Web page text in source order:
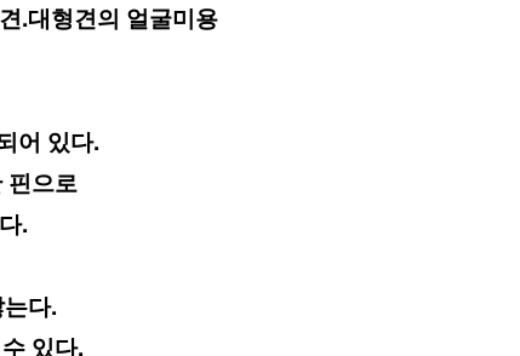
.대형견의 얼굴미용
어 있다.
핀으로
.
다.
있다.